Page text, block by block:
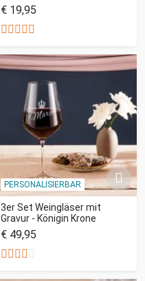
€ 19,95
PERSONALISIERBAR
3er Set Weingläser mit
Gravur - Königin Krone
€ 49,95